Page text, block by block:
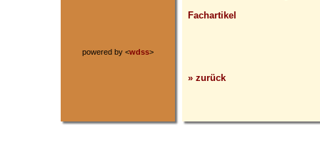
powered by <wdss>
Fachartikel
» zurück